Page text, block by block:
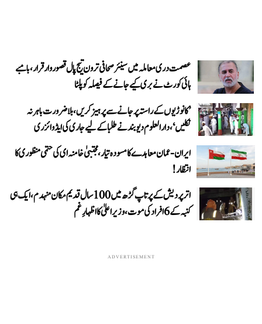
عصمت دری معاملہ میں سینئر صحافی ترون تیج پال قصوروار قرار، بامبے
ہائی کورٹ نے بری کیے جانے کے فیصلہ کو پلٹا
’کانوڑیوں کے راستہ پر جانے سے پرہیز کریں، بلاضرورت باہر نہ
نکلیں‘، دارالعلوم دیوبند نے طلبا کے لیے جاری کی ایڈوائزری
ایران-عمان معاہدے کا مسودہ تیار، مجتبیٰ خامنہ ای کی حتمی منظوری کا
انتظار!
اتر پردیش کے پرتاپ گڑھ میں 100 سال قدیم مکان منہدم، ایک ہی
کنبہ کے 6 افراد کی موت، وزیر اعلیٰ کا اظہارِ غم
ADVERTISEMENT